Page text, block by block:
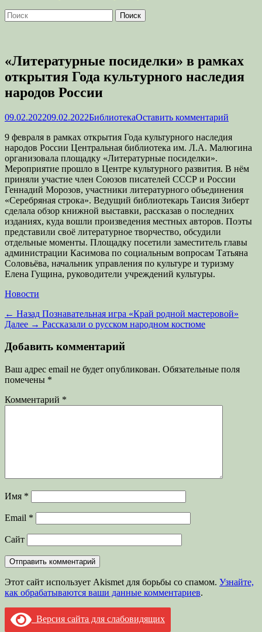
Поиск
Найти:
«Литературные посиделки» в рамках
открытия Года культурного наследия
народов России
Опубликовано
09.02.202209.02.2022Автор
БиблиотекаОставить комментарий
9 февраля в рамках открытия Года культурного наследия
народов России Центральная библиотека им. Л.А. Малюгина
организовала площадку «Литературные посиделки».
Мероприятие прошло в Центре культурного развития. В нём
приняли участие член Союзов писателей СССР и России
Геннадий Морозов, участники литературного объединения
«Серебряная строка». Ведущий библиотекарь Таисия Зиберт
сделала обзор книжной выставки, рассказав о последних
изданиях, куда вошли произведения местных авторов. Поэты
представили своё литературное творчество, обсудили
отдельные моменты. Площадку посетили заместитель главы
администрации Касимова по социальным вопросам Татьяна
Соловьёва, начальник управления по культуре и туризму
Елена Гущина, руководители учреждений культуры.
Категории
Новости
Навигация
по
записям
← Назад Предыдущая
запись:
Познавательная игра «Край родной мастеровой»
Далее → Следующая
Рассказали о русском народном костюме
Добавить комментарий
Ваш адрес email не будет опубликован. Обязательные поля
помечены *
Комментарий *
Имя *
Email *
Сайт
Этот сайт использует Akismet для борьбы со спамом. Узнайте,
как обрабатываются ваши данные комментариев.
Версия сайта для слабовидящих